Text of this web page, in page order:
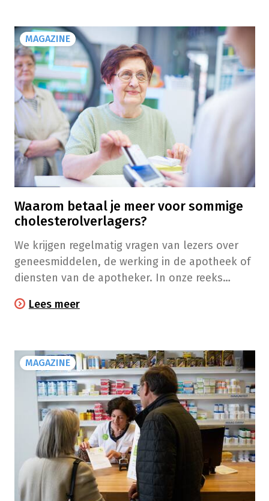
lentekriebels soms traag, moe of uit balans is.
MAGAZINE
Waarom betaal je meer voor sommige
cholesterolverlagers?
We krijgen regelmatig vragen van lezers over
geneesmiddelen, de werking in de apotheek of
diensten van de apotheker. In onze reeks
uiteraard met plezier!
Lees meer
MAGAZINE